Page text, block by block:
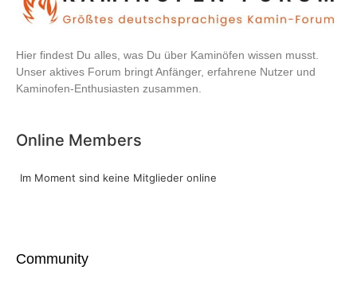
Hier findest Du alles, was Du über Kaminöfen wissen musst.
Unser aktives Forum bringt Anfänger, erfahrene Nutzer und
Kaminofen-Enthusiasten zusammen.
Online Members
Im Moment sind keine Mitglieder online
Community